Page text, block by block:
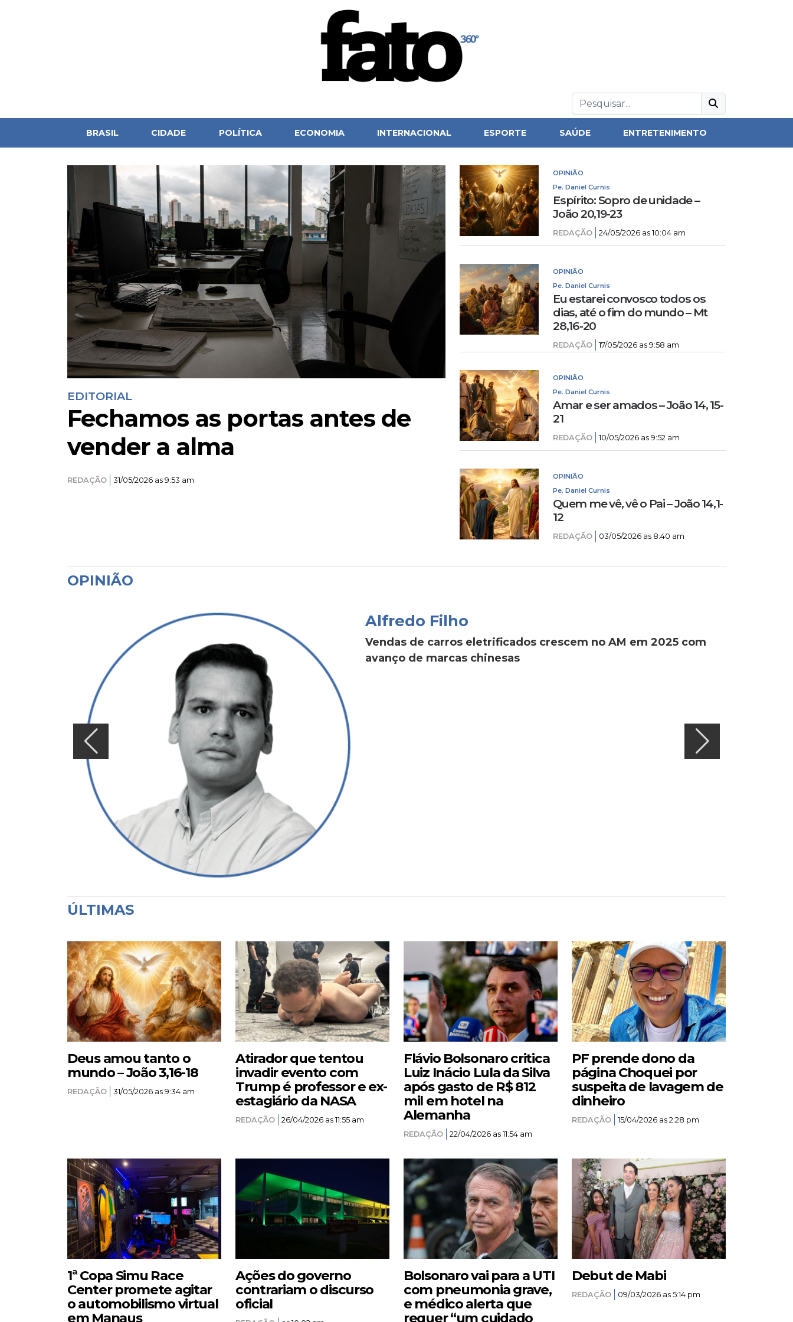
BRASIL CIDADE POLÍTICA ECONOMIA INTERNACIONAL ESPORTE SAÚDE ENTRETENIMENTO
EDITORIAL
Fechamos as portas antes de
vender a alma
REDAÇÃO 31/05/2026 as 9:53 am
OPINIÃO
Pe. Daniel Curnis
Espírito: Sopro de unidade –
João 20,19-23
REDAÇÃO 24/05/2026 as 10:04 am
OPINIÃO
Pe. Daniel Curnis
Eu estarei convosco todos os
dias, até o fim do mundo – Mt
28,16-20
REDAÇÃO 17/05/2026 as 9:58 am
OPINIÃO
Pe. Daniel Curnis
Amar e ser amados – João 14, 15-
21
REDAÇÃO 10/05/2026 as 9:52 am
OPINIÃO
Pe. Daniel Curnis
Quem me vê, vê o Pai – João 14,1-
12
REDAÇÃO 03/05/2026 as 8:40 am
OPINIÃO
Alfredo Filho
Vendas de carros eletrificados crescem no AM em 2025 com
avanço de marcas chinesas
ÚLTIMAS
Deus amou tanto o
mundo – João 3,16-18
REDAÇÃO 31/05/2026 as 9:34 am
Atirador que tentou
invadir evento com
Trump é professor e ex-
estagiário da NASA
REDAÇÃO 26/04/2026 as 11:55 am
Flávio Bolsonaro critica
Luiz Inácio Lula da Silva
após gasto de R$ 812
mil em hotel na
Alemanha
REDAÇÃO 22/04/2026 as 11:54 am
PF prende dono da
página Choquei por
suspeita de lavagem de
dinheiro
REDAÇÃO 15/04/2026 as 2:28 pm
1ª Copa Simu Race
Center promete agitar
o automobilismo virtual
em Manaus
Ações do governo
contrariam o discurso
oficial
Bolsonaro vai para a UTI
com pneumonia grave,
e médico alerta que
requer “um cuidado
Debut de Mabi
REDAÇÃO 09/03/2026 as 5:14 pm